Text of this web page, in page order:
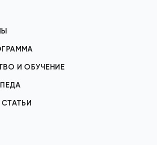
И ОБУЧЕНИЕ